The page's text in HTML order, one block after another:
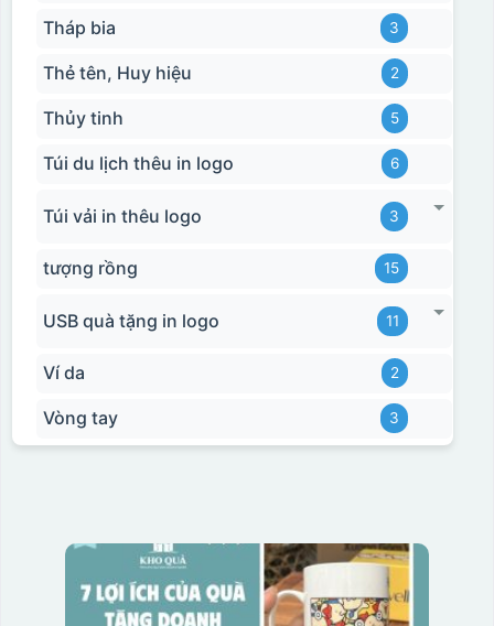
Tháp bia 3
Thẻ tên, Huy hiệu 2
Thủy tinh 5
Túi du lịch thêu in logo 6
Túi vải in thêu logo 3
tượng rồng 15
USB quà tặng in logo 11
Ví da 2
Vòng tay 3